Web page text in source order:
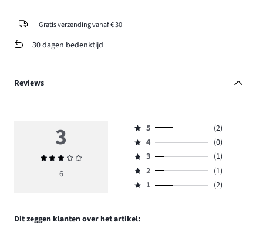
Gratis verzending vanaf € 30
30 dagen bedenktijd
Reviews
3
Gemiddelde
beoordeling
6
Beoordeling
5,
aantal
reviews
2.
5
(2)
Beoordeling
4,
aantal
reviews
4
(0)
Beoordeling
3,
aantal
3
(1)
Beoordeling
2,
1.
2
(1)
Beoordeling
1,
aantal
reviews
1 (2)
Dit zeggen klanten over het artikel: